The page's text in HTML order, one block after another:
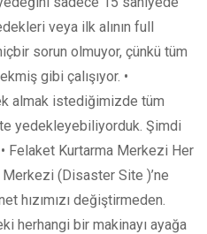
veya ilk alının full
sorun olmuyor, çünkü tüm
gibi çalışıyor. •
almak istediğimizde tüm
yedekleyebiliyorduk. Şimdi
Felaket Kurtarma Merkezi Her
Merkezi (Disaster Site )’ne
hızımızı değiştirmeden.
herhangi bir makinayı ayağa